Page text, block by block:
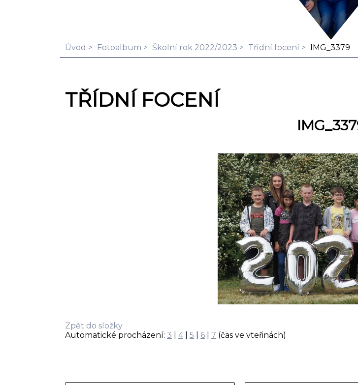
Úvod Fotoalbum Školní rok 2022/2023 Třídní focení IMG_3379
TŘÍDNÍ FOCENÍ
Zpět do složky
Automatické procházení: 3 4| 5 6 7 (čas ve vteřinách)